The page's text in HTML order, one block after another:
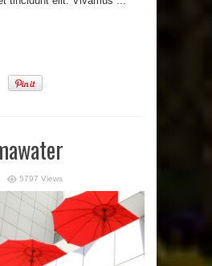
5797 Views